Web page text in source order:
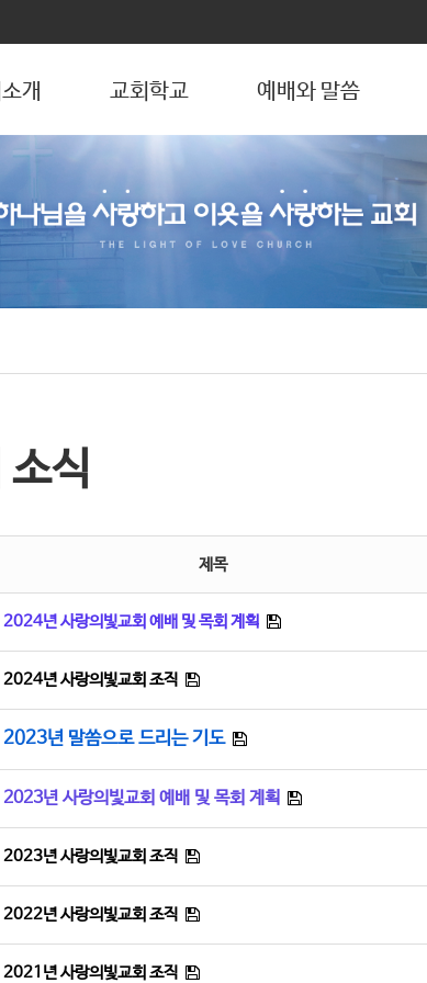
개 교회학교 예배와 말씀
식
제목
2024년 사랑의빛교회 예배 및 목회 계획
2024년 사랑의빛교회 조직
2023년 말씀으로 드리는 기도
2023년 사랑의빛교회 예배 및 목회 계획
2023년 사랑의빛교회 조직
2022년 사랑의빛교회 조직
2021년 사랑의빛교회 조직